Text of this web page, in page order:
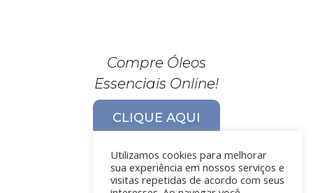
Compre Óleos
Essenciais Online!
CLIQUE AQUI
Utilizamos cookies para melhorar
sua experiência em nossos serviços e
visitas repetidas de acordo com seus